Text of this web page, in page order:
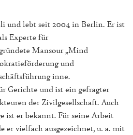
und lebt seit 2004 in Berlin. Er ist
Experte für
Mansour „Mind
und
inne.
Gerichte und ist ein gefragter
der Zivilgesellschaft. Auch
ist er bekannt. Für seine Arbeit
er vielfach ausgezeichnet, u. a. mit